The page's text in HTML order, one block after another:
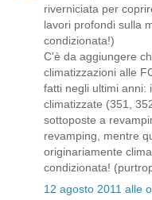
riverniciata per
lavori profondi sulla
condizionata!)
C'è da aggiungere
climatizzazioni alle
fatti negli ultimi anni:
climatizzate (351,
sottoposte a
revamping, mentre
originariamente
condizionata!
12 agosto 2011 alle